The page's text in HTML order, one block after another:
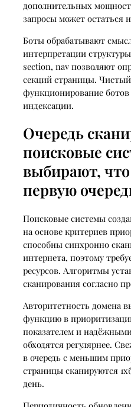
дополнительных
запросы может остаться
Боты обрабатывают
интерпретации
section, nav позволяют
секций страницы. Чистый
функционирование ботов
индексации.
Очередь
поисковые
выбирают, что
первую
Поисковые системы
на основе критериев
способны синхронно
интернета, поэтому
ресурсов. Алгоритмы
сканирования согласно
Авторитетность домена
функцию в
показателем и
обходятся регулярнее.
в очередь с меньшим
страницы сканируются
день.